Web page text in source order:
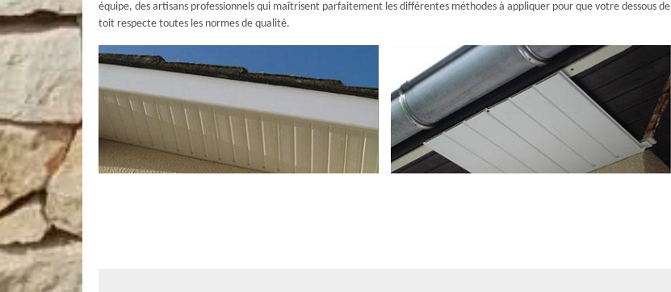
équipe, des artisans professionnels qui maîtrisent parfaitement les différentes méthodes à appliquer pour que votre dessous de
toit respecte toutes les normes de qualité.